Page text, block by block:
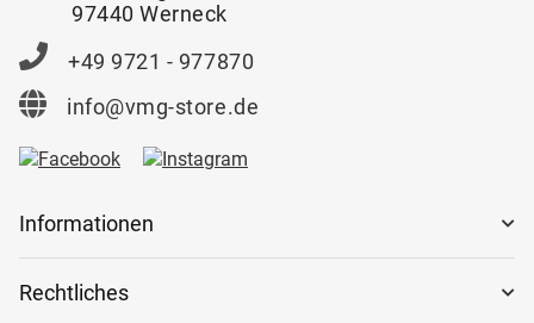
97440 Werneck
+49 9721 - 977870
info@vmg-store.de
Informationen
Rechtliches